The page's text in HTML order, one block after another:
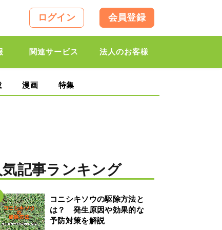
ログイン 会員登録
関連サービス 法人のお客様
漫画 特集
気記事ランキング
コニシキソウの駆除方法と
は？ 発生原因や効果的な
予防対策を解説